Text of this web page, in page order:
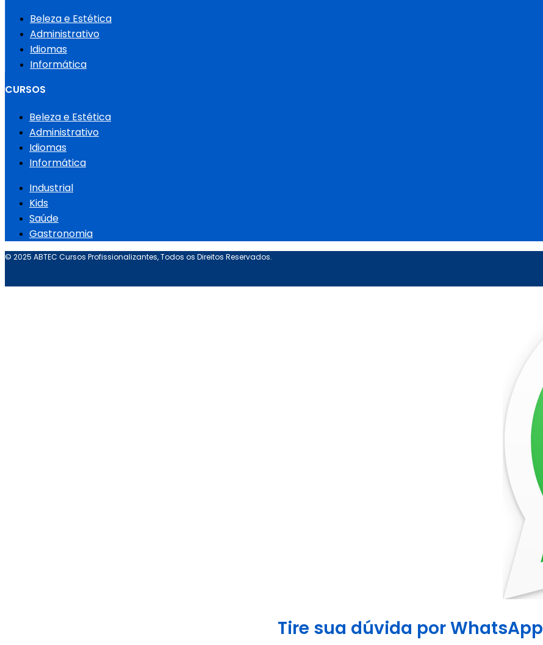
Beleza e Estética
Administrativo
Idiomas
Informática
CURSOS
Beleza e Estética
Administrativo
Idiomas
Informática
Industrial
Kids
Saúde
Gastronomia
© 2025 ABTEC Cursos Profissionalizantes, Todos os Direitos Reservados.
Tire sua dúvida por WhatsApp